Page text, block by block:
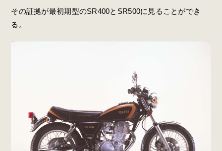
その証拠が最初期型のSR400とSR500に見ることができ
る。